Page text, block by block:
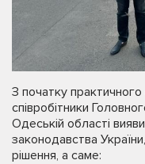
З початку практичного
співробітники
Одеській області
законодавства
рішення, а саме: